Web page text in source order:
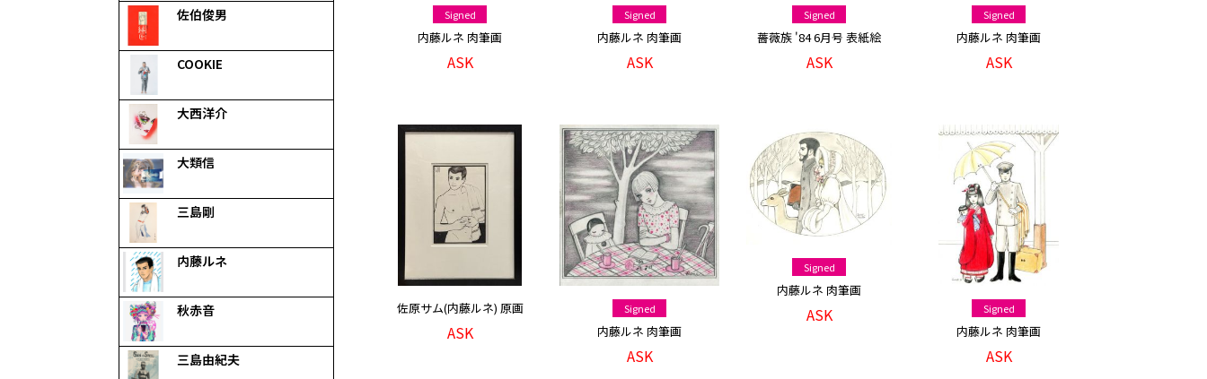
Signed
内藤ルネ 肉筆画
ASK
Signed
内藤ルネ 肉筆画
ASK
Signed
薔薇族 '84 6月号 表紙絵
ASK
Signed
内藤ルネ 肉筆画
ASK
佐原サム(内藤ルネ) 原画
ASK
Signed
内藤ルネ 肉筆画
ASK
Signed
内藤ルネ 肉筆画
ASK Signed
内藤ルネ 肉筆画
ASK
佐伯俊男
COOKIE
大西洋介
大類信
三島剛
内藤ルネ
秋赤音
三島由紀夫